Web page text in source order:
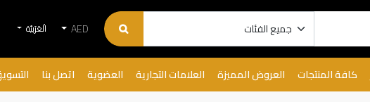
AED الْعَرَبيّة
كافة المنتجات العروض المميزة العلامات التجارية العضوية اتصل بنا